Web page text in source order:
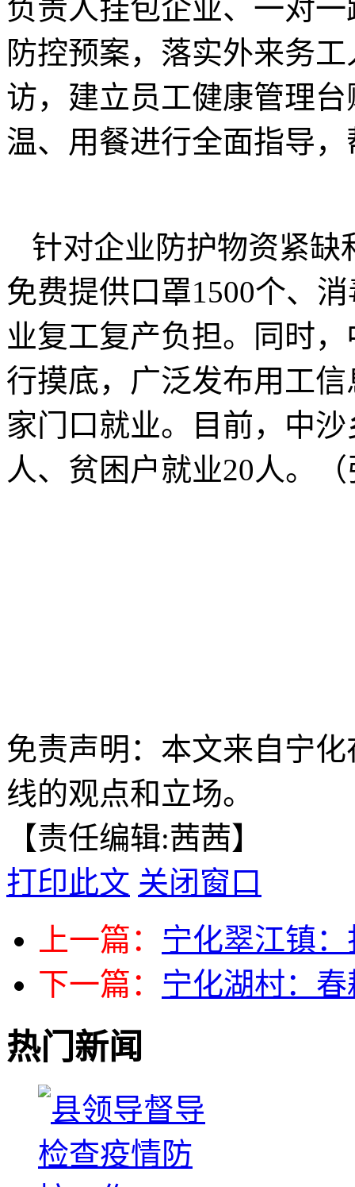
负责人挂包企业、一对
防控预案，落实外来务
访，建立员工健康管理
温、用餐进行全面指导
针对企业防护物资紧缺
免费提供口罩1500个、
业复工复产负担。同时
行摸底，广泛发布用工
家门口就业。目前，中
人、贫困户就业20人。
免责声明：本文来自宁
线的观点和立场。
【责任编辑:茜茜】
打印此文 关闭窗口
上一篇： 宁化翠江镇
下一篇： 宁化湖村：
热门新闻